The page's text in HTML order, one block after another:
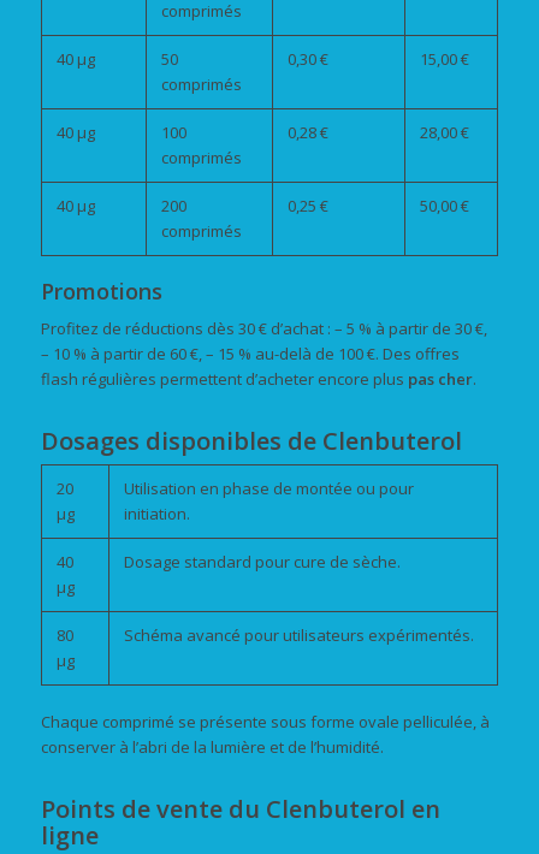
comprimés
40 µg
50
comprimés
0,30 € 15,00 €
40 µg
100
comprimés
0,28 € 28,00 €
40 µg
200
comprimés
0,25 € 50,00 €
Promotions
Profitez de réductions dès 30 € d’achat : – 5 % à partir de 30 €,
– 10 % à partir de 60 €, – 15 % au-delà de 100 €. Des offres
flash régulières permettent d’acheter encore plus pas cher.
Dosages disponibles de Clenbuterol
20
µg
Utilisation en phase de montée ou pour
initiation.
40
µg
Dosage standard pour cure de sèche.
80
µg
Schéma avancé pour utilisateurs expérimentés.
Chaque comprimé se présente sous forme ovale pelliculée, à
conserver à l’abri de la lumière et de l’humidité.
Points de vente du Clenbuterol en
ligne